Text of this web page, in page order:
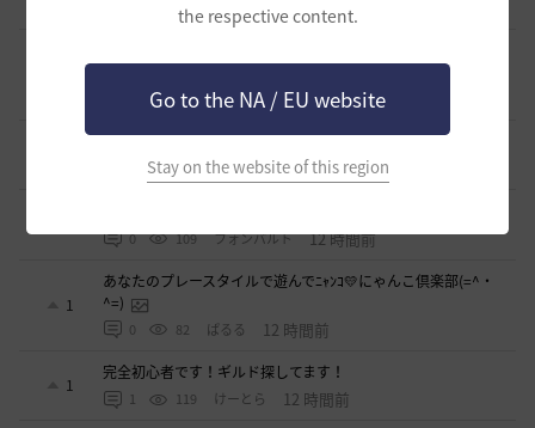
the respective content.
Go to the NA / EU website
Stay on the website of this region
52 くろいばら 6 時間前
85 鼠の巣 10 時間前
桜色の四つ葉 メンバー募集(=^・^=)ノ
67 VAZ光-日本 10 時間前
0 109 フォンバルト 12 時間前
1
あなたのプレースタイルで遊んでﾆｬﾝｺ💛にゃんこ倶楽部(=^・
^=)
0 82 ぱるる 12 時間前
1
完全初心者です！ギルド探してます！
1 119 けーとら 12 時間前